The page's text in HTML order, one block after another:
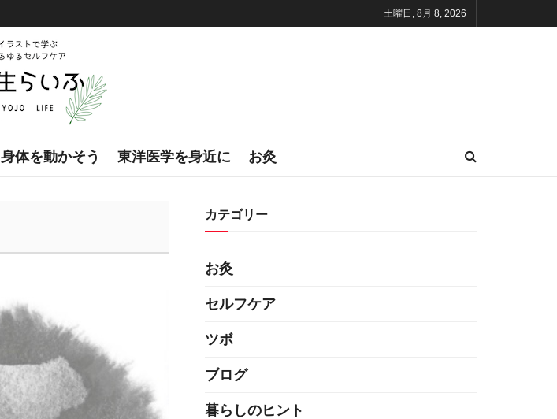
土曜日, 8月 8, 2026
身体を動かそう 東洋医学を身近に お灸
カテゴリー
お灸
セルフケア
ツボ
ブログ
暮らしのヒント